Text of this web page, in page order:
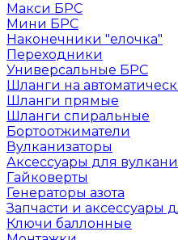
Макси БРС
Мини БРС
Наконечники "елочка"
Переходники
Универсальные БРС
Шланги на
Шланги прямые
Шланги спиральные
Бортоотжиматели
Вулканизаторы
Аксессуары для
Гайковерты
Генераторы азота
Запчасти и аксессуары
Ключи баллонные